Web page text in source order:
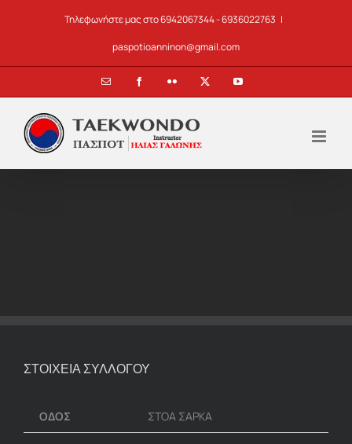
Τηλεφωνήστε μας στο 6942067344 - 6936022763 |
paspotioanninon@gmail.com
Email FacebookFlickr YouTube
ΣΤΟΙΧΕΙΑ ΣΥΛΛΟΓΟΥ
ΟΔΟΣ ΣΤΟΑ ΣΑΡΚΑ